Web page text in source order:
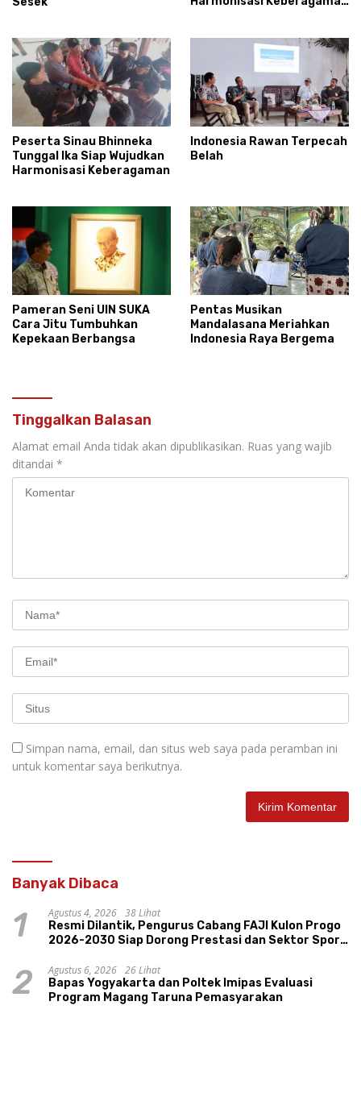
Peserta Sinau Bhinneka
Tunggal Ika Siap Wujudkan
Harmonisasi Keberagaman
Indonesia Rawan Terpecah
Belah
Pameran Seni UIN SUKA
Cara Jitu Tumbuhkan
Kepekaan Berbangsa
Pentas Musikan
Mandalasana Meriahkan
Indonesia Raya Bergema
Tinggalkan Balasan
Alamat email Anda tidak akan dipublikasikan. Ruas yang wajib
ditandai *
Simpan nama, email, dan situs web saya pada peramban ini
untuk komentar saya berikutnya.
Banyak Dibaca
1 Agustus 4, 2026 38 Lihat
Resmi Dilantik, Pengurus Cabang FAJI Kulon Progo
2026-2030 Siap Dorong Prestasi dan Sektor Sport
2 Agustus 6, 2026 26 Lihat
Bapas Yogyakarta dan Poltek Imipas Evaluasi
Program Magang Taruna Pemasyarakan